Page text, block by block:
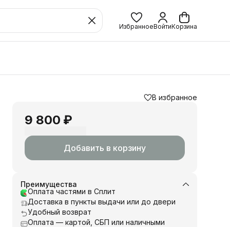
ИзбранноеВойтиКорзина
В избранное
9 800 ₽
Добавить в корзину
Преимущества
Оплата частями в Сплит
Доставка в пункты выдачи или до двери
Удобный возврат
Оплата — картой, СБП или наличными